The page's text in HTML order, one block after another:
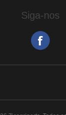
Siga-nos